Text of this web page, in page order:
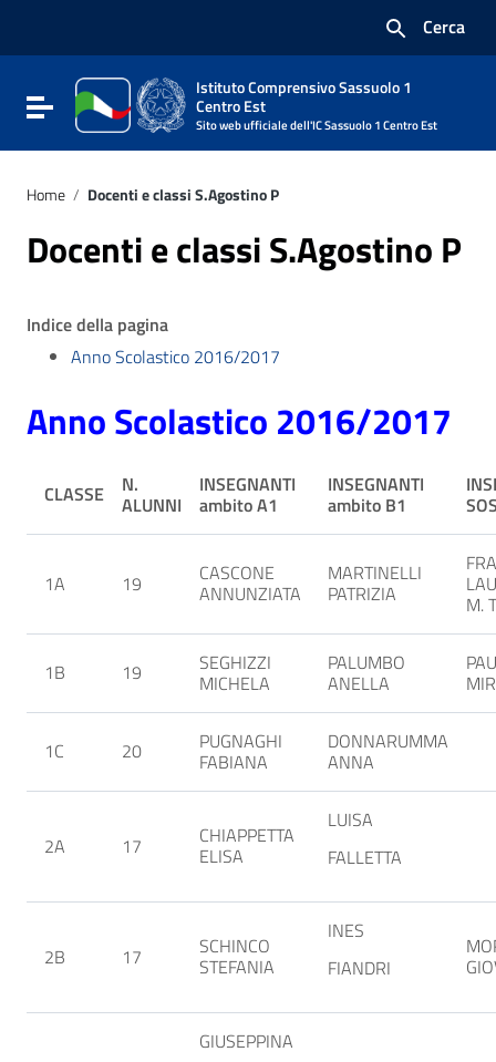
Vai al footer
Cerca
Attiva / disattiva la navigazione
Istituto Comprensivo Sassuolo 1
Centro Est
Sito web ufficiale dell'IC Sassuolo 1 Centro Est
Home / Docenti e classi S.Agostino P
Docenti e classi S.Agostino P
Indice della pagina
Anno Scolastico 2016/2017
Anno Scolastico 2016/2017
CLASSE N.
ALUNNI
INSEGNANTI
ambito A1
INSEGNANTI
ambito B1
1A 19 CASCONE
ANNUNZIATA
MARTINELLI
PATRIZIA M.
1B 19 SEGHIZZI
MICHELA
PALUMBO
ANELLA
1C 20 PUGNAGHI
FABIANA
DONNARUMMA
ANNA
2A 17 CHIAPPETTA
ELISA
LUISA
FALLETTA
2B 17 SCHINCO
STEFANIA
INES
FIANDRI
GIUSEPPINA